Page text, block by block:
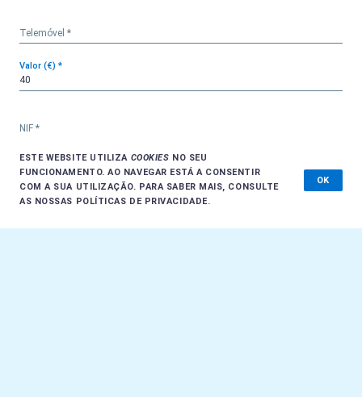
Telemóvel *
Valor (€) *
NIF *
Observações
ESTE WEBSITE UTILIZA COOKIES NO SEU
FUNCIONAMENTO. AO NAVEGAR ESTÁ A CONSENTIR
COM A SUA UTILIZAÇÃO. PARA SABER MAIS, CONSULTE
AS NOSSAS POLÍTICAS DE PRIVACIDADE.
OK